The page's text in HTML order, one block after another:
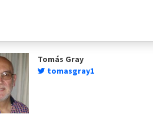
Tomás Gray
tomasgray1